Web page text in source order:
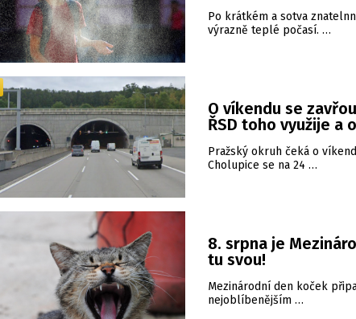
Po krátkém a sotva
výrazně teplé počasí. …
O víkendu se
ŘSD toho využije a
Pražský okruh čeká o
Cholupice se na 24 …
8. srpna je
tu svou!
Mezinárodní den koček
nejoblíbenějším …